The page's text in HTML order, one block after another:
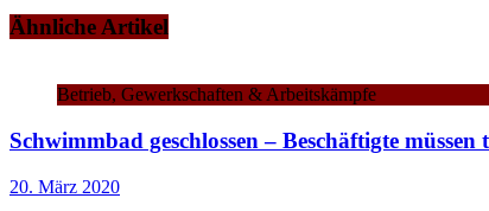
Ähnliche Artikel
Betrieb, Gewerkschaften & Arbeitskämpfe
Schwimmbad geschlossen – Beschäftigte
20. März 2020